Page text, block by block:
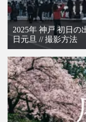
2025年 神戸 初日の
日元旦 // 撮影方法